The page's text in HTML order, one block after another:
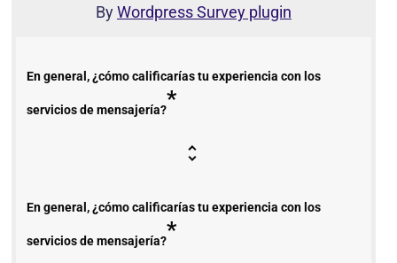
ByWordpress Survey plugin
En general, ¿cómo calificarías tu experiencia con los
servicios de mensajería?*
En general, ¿cómo calificarías tu experiencia con los
servicios de mensajería?*